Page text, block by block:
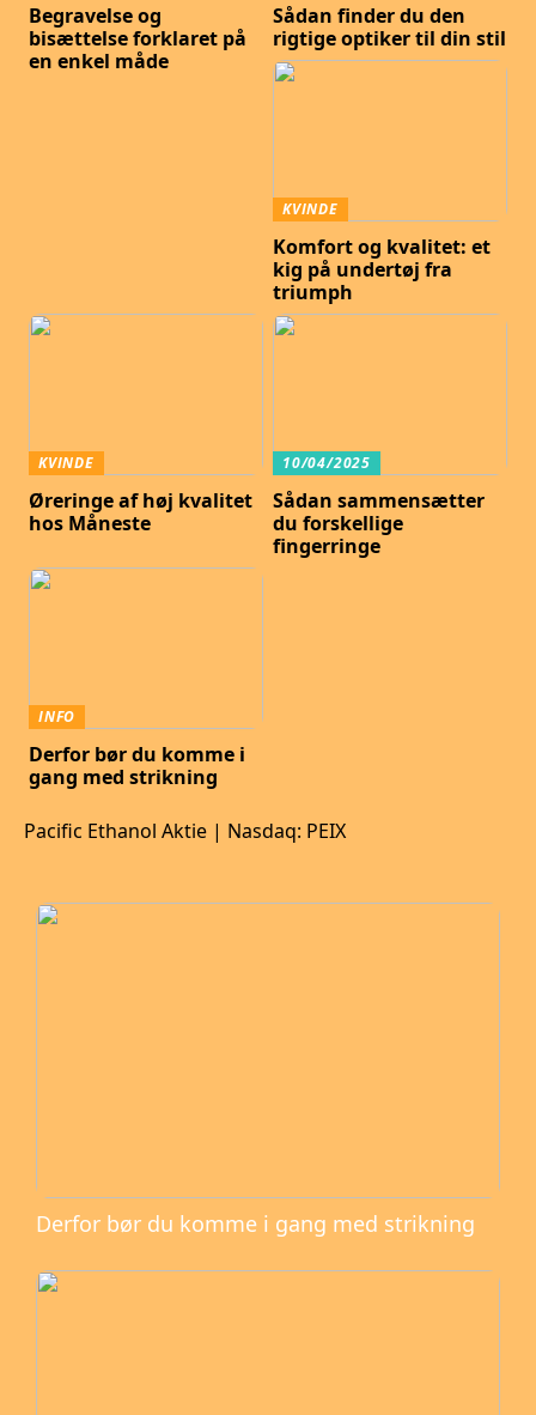
Begravelse og
bisættelse forklaret på
en enkel måde
Sådan finder du den
rigtige optiker til din stil
KVINDE
Komfort og kvalitet: et
kig på undertøj fra
triumph
KVINDE
Øreringe af høj kvalitet
hos Måneste
10/04/2025
Sådan sammensætter
du forskellige
fingerringe
INFO
Derfor bør du komme i
gang med strikning
Pacific Ethanol Aktie | Nasdaq: PEIX
Derfor bør du komme i gang med strikning